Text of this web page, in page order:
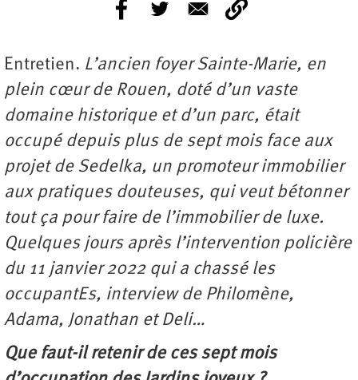
Entretien. L’ancien foyer Sainte-Marie, en
plein cœur de Rouen, doté d’un vaste
domaine historique et d’un parc, était
occupé depuis plus de sept mois face aux
projet de Sedelka, un promoteur immobilier
aux pratiques douteuses, qui veut bétonner
tout ça pour faire de l’immobilier de luxe.
Quelques jours après l’intervention policière
du 11 janvier 2022 qui a chassé les
occupantEs, interview de Philomène,
Adama, Jonathan etDeli…
Que faut-il retenir de ces sept mois